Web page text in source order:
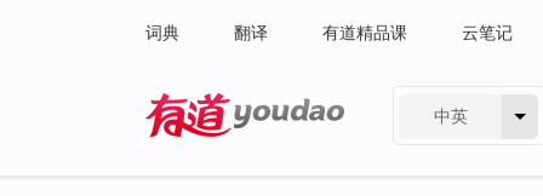
词典 翻译 有道精品课 云笔记
中英